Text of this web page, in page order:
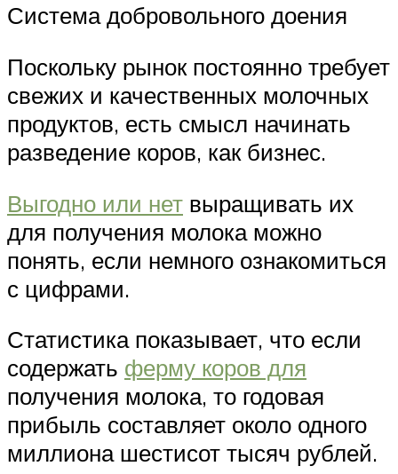
Система добровольного доения
Поскольку рынок постоянно требует
свежих и качественных молочных
продуктов, есть смысл начинать
разведение коров, как бизнес.
Выгодно или нет выращивать их
для получения молока можно
понять, если немного ознакомиться
с цифрами.
Статистика показывает, что если
содержать ферму коров для
получения молока, то годовая
прибыль составляет около одного
миллиона шестисот тысяч рублей.